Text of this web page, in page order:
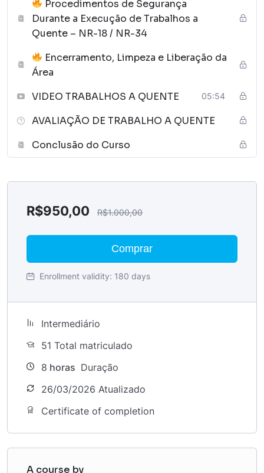
Procedimentos de Segurança
Durante a Execução de Trabalhos a
Quente – NR-18 / NR-34
Encerramento, Limpeza e Liberação da
Área
VIDEO TRABALHOS A QUENTE
05:54
AVALIAÇÃO DE TRABALHO A QUENTE
Conclusão do Curso
R$950,00 R$1.000,00
Comprar
Enrollment validity: 180 days
Intermediário
51 Total matriculado
8 horas Duração
26/03/2026 Atualizado
Certificate of completion
A course by